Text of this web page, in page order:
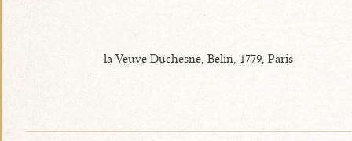
la Veuve Duchesne, Belin, 1779, Paris